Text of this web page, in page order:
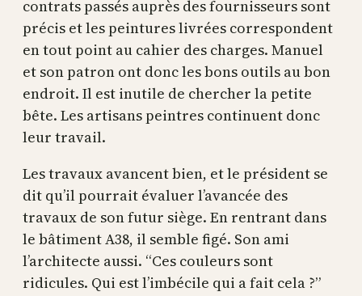
contrats passés auprès des fournisseurs sont
précis et les peintures livrées correspondent
en tout point au cahier des charges. Manuel
et son patron ont donc les bons outils au bon
endroit. Il est inutile de chercher la petite
bête. Les artisans peintres continuent donc
leur travail.
Les travaux avancent bien, et le président se
dit qu’il pourrait évaluer l’avancée des
travaux de son futur siège. En rentrant dans
le bâtiment A38, il semble figé. Son ami
l’architecte aussi. “Ces couleurs sont
ridicules. Qui est l’imbécile qui a fait cela ?”